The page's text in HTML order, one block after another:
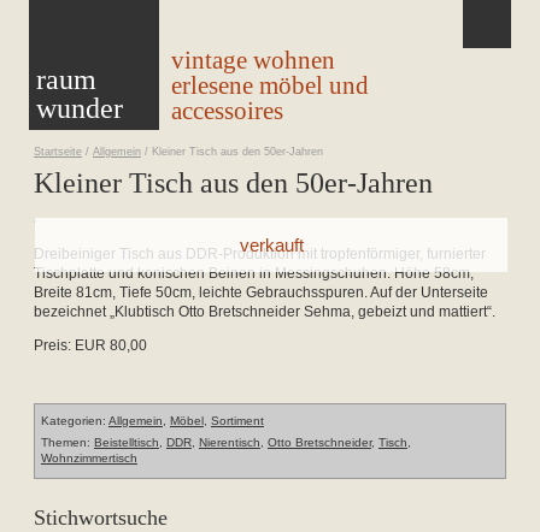
raum
wunder
vintage wohnen
erlesene möbel und
accessoires
Startseite / Allgemein / Kleiner Tisch aus den 50er-Jahren
Kleiner Tisch aus den 50er-Jahren
Dreibeiniger Tisch aus DDR-Produktion mit tropfenförmiger, furnierter
Tischplatte und konischen Beinen in Messingschuhen. Höhe 58cm,
Breite 81cm, Tiefe 50cm, leichte Gebrauchsspuren. Auf der Unterseite
bezeichnet „Klubtisch Otto Bretschneider Sehma, gebeizt und mattiert“.
Preis: EUR 80,00
Kategorien: Allgemein, Möbel , Sortiment
Themen: Beistelltisch, DDR, Nierentisch, Otto Bretschneider, Tisch,
Wohnzimmertisch
Stichwortsuche